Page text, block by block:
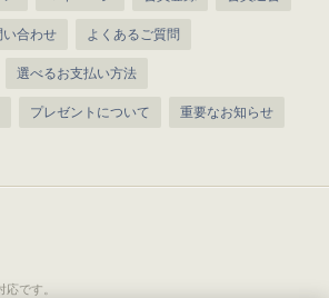
い合わせ よくあるご質問
選べるお支払い方法
プレゼントについて 重要なお知らせ
です。